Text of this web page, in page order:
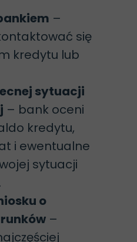
–
się
kredytu lub
sytuacji
– bank oceni
kredytu,
i ewentualne
sytuacji
o
–